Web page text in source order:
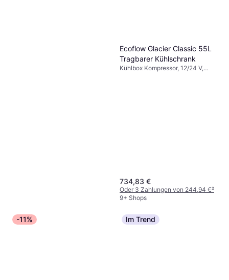
Ecoflow Glacier Classic 55L
Tragbarer Kühlschrank
Kühlbox Kompressor, 12/24 V,
734,83 €
Oder 3 Zahlungen von 244,94 €²
9+ Shops
-11% Im Trend